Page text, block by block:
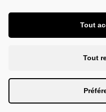
Tout
Tout
Permanence à Tours, à
Permanence à Chambray-